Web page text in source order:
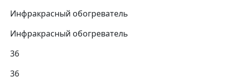
Инфракрасный обогреватель
Инфракрасный обогреватель
36
36